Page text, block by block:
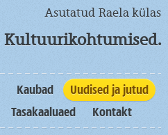
Asutatud Raela külas
Kultuurikohtumised.
Kaubad
Uudised ja jutud
Tasakaaluaed Kontakt